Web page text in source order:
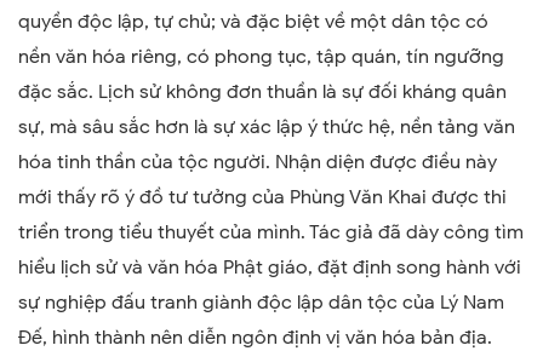
quyền độc lập, tự chủ; và đặc biệt về một dân tộc có
nền văn hóa riêng, có phong tục, tập quán, tín ngưỡng
đặc sắc. Lịch sử không đơn thuần là sự đối kháng quân
sự, mà sâu sắc hơn là sự xác lập ý thức hệ, nền tảng văn
hóa tinh thần của tộc người. Nhận diện được điều này
mới thấy rõ ý đồ tư tưởng của Phùng Văn Khai được thi
triển trong tiểu thuyết của mình. Tác giả đã dày công tìm
hiểu lịch sử và văn hóa Phật giáo, đặt định song hành với
sự nghiệp đấu tranh giành độc lập dân tộc của Lý Nam
Đế, hình thành nên diễn ngôn định vị văn hóa bản địa.